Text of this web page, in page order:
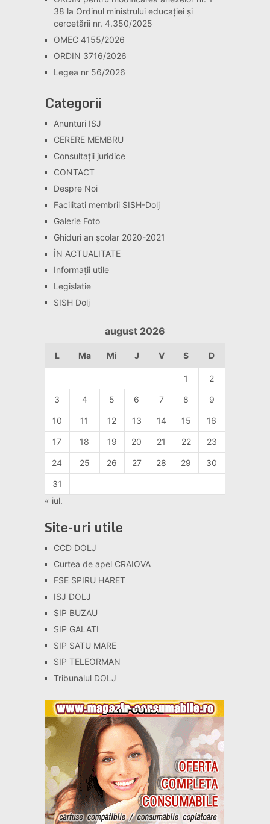
38 la Ordinul ministrului educației și
cercetării nr. 4.350/2025
OMEC 4155/2026
ORDIN 3716/2026
Legea nr 56/2026
Categorii
Anunturi ISJ
CERERE MEMBRU
Consultaţii juridice
CONTACT
Despre Noi
Facilitati membrii SISH-Dolj
Galerie Foto
Ghiduri an școlar 2020-2021
ÎN ACTUALITATE
Informaţii utile
Legislatie
SISH Dolj
august 2026
L Ma Mi J V S D
1 2
3 4 5 6 7 8 9
10 11 12 13 14 15 16
17 18 19 20 21 22 23
24 25 26 27 28 29 30
31
« iul.
Site-uri utile
CCD DOLJ
Curtea de apel CRAIOVA
FSE SPIRU HARET
ISJ DOLJ
SIP BUZAU
SIP GALATI
SIP SATU MARE
SIP TELEORMAN
Tribunalul DOLJ